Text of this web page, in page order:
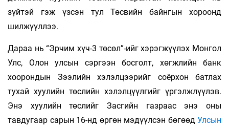
зүйтэй гэж үзсэн тул Төсвийн байнгын хороонд
шилжүүллээ.
Дараа нь “Эрчим хүч-3 төсөл”-ийг хэрэгжүүлэх Монгол
Улс, Олон улсын сэргээн босголт, хөгжлийн банк
хоорондын Зээлийн хэлэлцээрийг соёрхон батлах
тухай хуулийн төслийн хэлэлцүүлгийг үргэлжлүүлэв.
Энэ хуулийн төслийг Засгийн газраас энэ оны
тавдугаар сарын 16-нд өргөн мэдүүлсэн бөгөөд Улсын